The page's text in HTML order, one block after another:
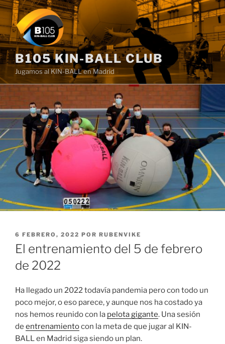
Saltar
contenido
B105 KIN-BALL CLUB
Jugamos al KIN-BALL en Madrid
PUBLICADO
EL
6 FEBRERO, 2022 POR RUBENVIKE
El entrenamiento del 5 de febrero
de 2022
Ha llegado un 2022 todavía pandemia pero con todo un
poco mejor, o eso parece, y aunque nos ha costado ya
nos hemos reunido con la pelota gigante. Una sesión
de entrenamientocon la meta de que jugar al KIN-
BALL en Madrid siga siendo un plan.